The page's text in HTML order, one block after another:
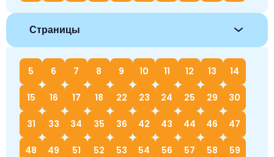
Страницы
5 6 7 8 9 10 11 12 13 14
15 16 17 18 22 23 24 25 29 30
31 33 34 35 36 42 43 44 46 47
48 49 51 52 53 54 56 57 58 59